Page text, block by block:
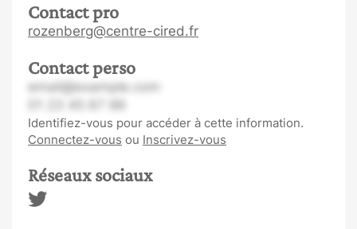
Contact pro
rozenberg@centre-cired.fr
Contact perso
email@example.com
Identifiez-vous pour accéder à cette information.
Connectez-vous ou Inscrivez-vous
Réseaux sociaux